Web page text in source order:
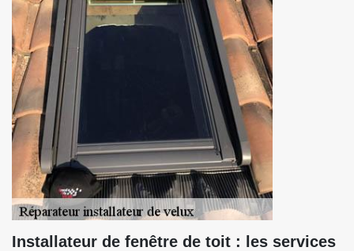
Installateur de fenêtre de toit : les services